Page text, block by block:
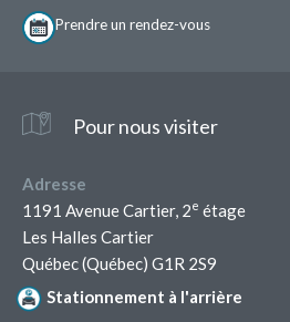
Prendre un rendez-vous
Pour nous visiter
Adresse
1191 Avenue Cartier, 2e étage
Les Halles Cartier
Québec (Québec) G1R 2S9
Stationnement à l'arrière